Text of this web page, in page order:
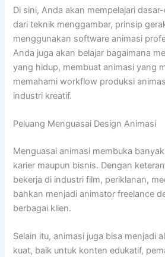
Di sini, Anda akan mempelajari
dari teknik menggambar, prinsip
menggunakan software animasi
Anda juga akan belajar bagaimana
yang hidup, membuat animasi yang
memahami workflow produksi
industri kreatif.
Peluang Menguasai Design Animasi
Menguasai animasi membuka
karier maupun bisnis. Dengan
bekerja di industri film, periklanan,
bahkan menjadi animator freelance
berbagai klien.
Selain itu, animasi juga bisa menjadi
kuat, baik untuk konten edukatif,